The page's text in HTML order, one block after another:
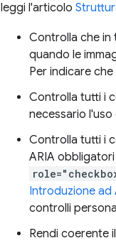
leggi l'articolo
Controlla che in
quando le
Per indicare
Controlla tutti i
necessario l'uso
Controlla tutti i
ARIA
Introduzione ad
controlli
Rendi coerente